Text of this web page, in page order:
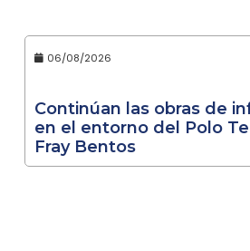
06/08/2026
Continúan las obras de
en el entorno del Polo
Fray Bentos